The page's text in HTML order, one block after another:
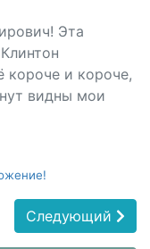
Эта
короче и короче,
видны мои
Следующий